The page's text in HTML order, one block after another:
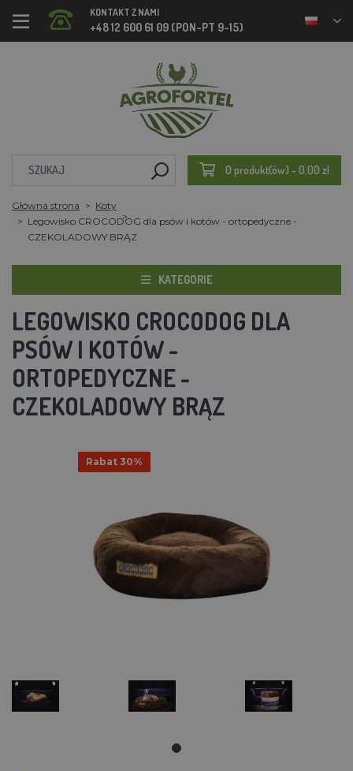
KONTAKT Z NAMI
+48 12 600 61 09 (PON-PT 9-15)
0 produkt(ów) - 0.00 zl
Główna strona
Koty
Legowisko CROCODOG dla psów i kotów - ortopedyczne -
CZEKOLADOWY BRĄZ
KATEGORIE
LEGOWISKO CROCODOG DLA
PSÓW I KOTÓW -
ORTOPEDYCZNE -
CZEKOLADOWY BRĄZ
Rabat 30%